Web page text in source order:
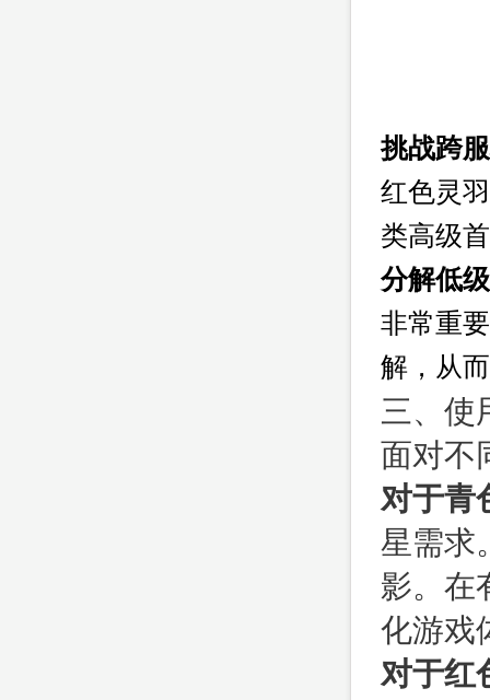
挑战跨
红色灵
类高级
分解低
非常重
解，从
三、使
面对不
对于青
星需求
影。在
化游戏
对于红